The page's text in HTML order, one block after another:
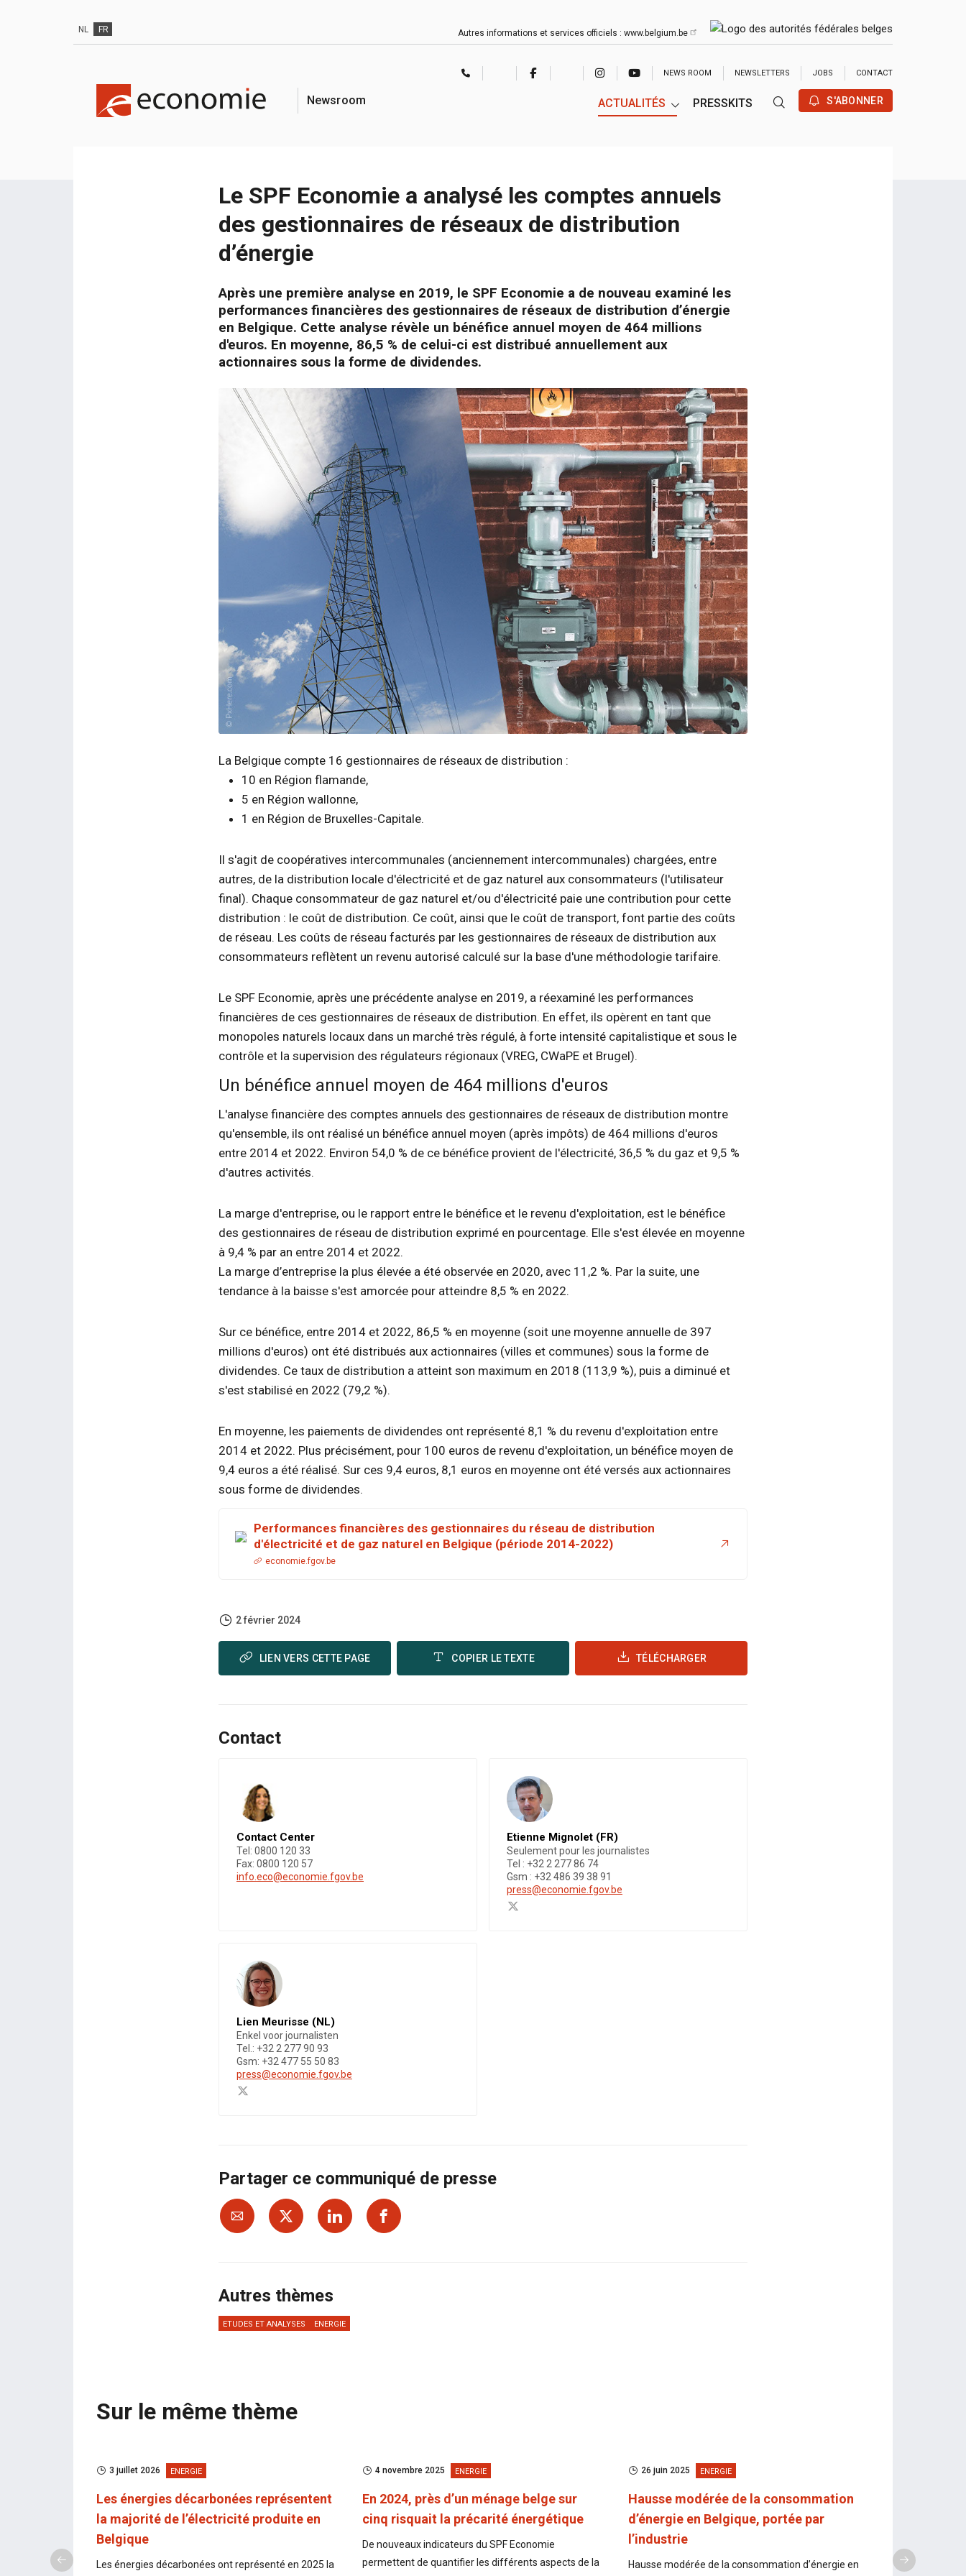
NL FR Autres informations et services officiels : www.belgium.be
CONTACT
FACEBOOK LINKEDININSTAGRAMYOUTUBENEWS ROOM NEWSLETTERS JOBS CONTACT
Newsroom ACTUALITÉS PRESSKITS S'ABONNER
Le SPF Economie a analysé les comptes annuels
des gestionnaires de réseaux de distribution
d’énergie
Après une première analyse en 2019, le SPF Economie a de nouveau examiné les
performances financières des gestionnaires de réseaux de distribution d’énergie
en Belgique. Cette analyse révèle un bénéfice annuel moyen de 464 millions
d'euros. En moyenne, 86,5 % de celui-ci est distribué annuellement aux
actionnaires sous la forme de dividendes.
La Belgique compte 16 gestionnaires de réseaux de distribution :
10 en Région flamande,
5 en Région wallonne,
1 en Région de Bruxelles-Capitale.
Il s'agit de coopératives intercommunales (anciennement intercommunales) chargées, entre
autres, de la distribution locale d'électricité et de gaz naturel aux consommateurs (l'utilisateur
final). Chaque consommateur de gaz naturel et/ou d'électricité paie une contribution pour cette
distribution : le coût de distribution. Ce coût, ainsi que le coût de transport, font partie des coûts
de réseau. Les coûts de réseau facturés par les gestionnaires de réseaux de distribution aux
consommateurs reflètent un revenu autorisé calculé sur la base d'une méthodologie tarifaire.
Le SPF Economie, après une précédente analyse en 2019, a réexaminé les performances
financières de ces gestionnaires de réseaux de distribution. En effet, ils opèrent en tant que
monopoles naturels locaux dans un marché très régulé, à forte intensité capitalistique et sous le
contrôle et la supervision des régulateurs régionaux (VREG, CWaPE et Brugel).
Un bénéfice annuel moyen de 464 millions d'euros
L'analyse financière des comptes annuels des gestionnaires de réseaux de distribution montre
qu'ensemble, ils ont réalisé un bénéfice annuel moyen (après impôts) de 464 millions d'euros
entre 2014 et 2022. Environ 54,0 % de ce bénéfice provient de l'électricité, 36,5 % du gaz et 9,5 %
d'autres activités.
La marge d'entreprise, ou le rapport entre le bénéfice et le revenu d'exploitation, est le bénéfice
des gestionnaires de réseau de distribution exprimé en pourcentage. Elle s'est élevée en moyenne
à 9,4 % par an entre 2014 et 2022.
La marge d’entreprise la plus élevée a été observée en 2020, avec 11,2 %. Par la suite, une
tendance à la baisse s'est amorcée pour atteindre 8,5 % en 2022.
Sur ce bénéfice, entre 2014 et 2022, 86,5 % en moyenne (soit une moyenne annuelle de 397
millions d'euros) ont été distribués aux actionnaires (villes et communes) sous la forme de
dividendes. Ce taux de distribution a atteint son maximum en 2018 (113,9 %), puis a diminué et
s'est stabilisé en 2022 (79,2 %).
En moyenne, les paiements de dividendes ont représenté 8,1 % du revenu d'exploitation entre
2014 et 2022. Plus précisément, pour 100 euros de revenu d'exploitation, un bénéfice moyen de
9,4 euros a été réalisé. Sur ces 9,4 euros, 8,1 euros en moyenne ont été versés aux actionnaires
sous forme de dividendes.
Performances financières des gestionnaires du réseau de distribution
d'électricité et de gaz naturel en Belgique (période 2014-2022)
economie.fgov.be
2 février 2024
LIEN VERS CETTE PAGE COPIER LE TEXTE TÉLÉCHARGER
Contact
Contact Center
Tel: 0800 120 33
Fax: 0800 120 57
info.eco@economie.fgov.be
Etienne Mignolet (FR)
Seulement pour les journalistes
Tel : +32 2 277 86 74
Gsm : +32 486 39 38 91
press@economie.fgov.be
Lien Meurisse (NL)
Enkel voor journalisten
Tel.: +32 2 277 90 93
Gsm: +32 477 55 50 83
press@economie.fgov.be
Partager ce communiqué de presse
Autres thèmes
ETUDES ET ANALYSES ENERGIE
Sur le même thème
3 juillet 2026 ENERGIE
Les énergies décarbonées représentent
la majorité de l’électricité produite en
Belgique
Les énergies décarbonées ont représenté en 2025 la
4 novembre 2025 ENERGIE
En 2024, près d’un ménage belge sur
cinq risquait la précarité énergétique
De nouveaux indicateurs du SPF Economie
permettent de quantifier les différents aspects de la
26 juin 2025 ENERGIE
Hausse modérée de la consommation
d’énergie en Belgique, portée par
l’industrie
Hausse modérée de la consommation d’énergie en
l'an dernier